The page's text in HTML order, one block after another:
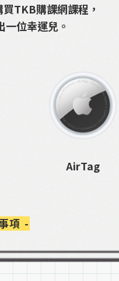
TKB購課網課程，
位幸運兒。
AirTag
項 -